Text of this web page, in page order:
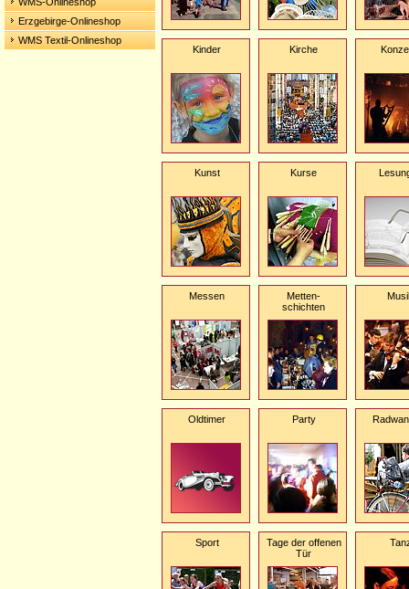
Erzgebirge-Onlineshop
WMS Textil-Onlineshop
Kinder Kirche
Kunst Kurse
Messen
Metten-
schichten
Oldtimer Party
Sport
Tage der offenen
Tür